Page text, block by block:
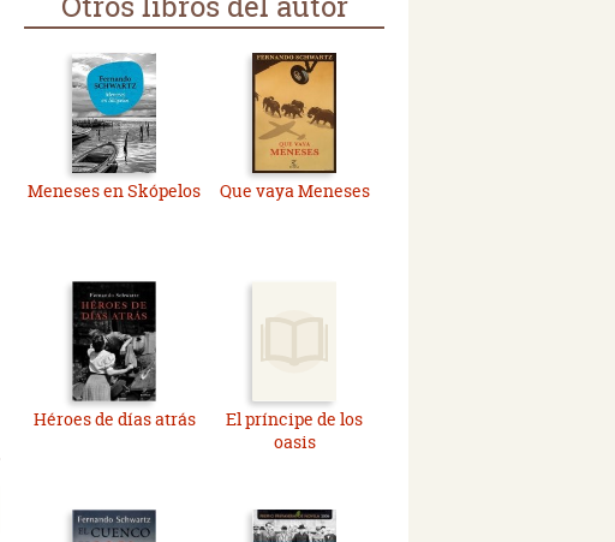
Meneses en Skópelos Que vaya Meneses
Héroes de días atrás
El príncipe de los
oasis